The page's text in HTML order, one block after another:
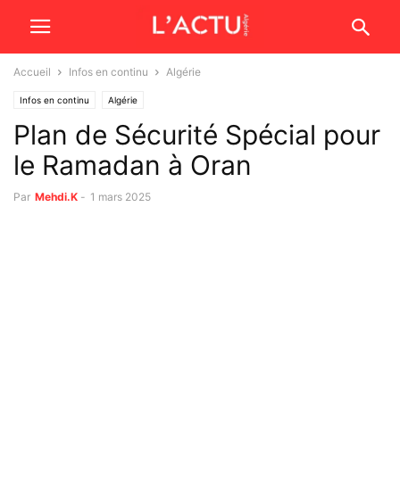
Accueil Infos en continu Algérie
Infos en continu Algérie
Plan de Sécurité Spécial pour
le Ramadan à Oran
Par Mehdi.K - 1 mars 2025